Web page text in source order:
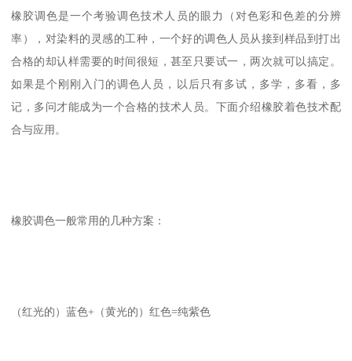
橡胶调色是一个考验调色技术人员的眼力（对色彩和色差的分辨
率），对染料的灵感的工种，一个好的调色人员从接到样品到打出
合格的却认样需要的时间很短，甚至只要试一，两次就可以搞定。
如果是个刚刚入门的调色人员，以后只有多试，多学，多看，多
记，多问才能成为一个合格的技术人员。下面介绍橡胶着色技术配
合与应用。
橡胶调色一般常用的几种方案：
（红光的）蓝色+（黄光的）红色=纯紫色